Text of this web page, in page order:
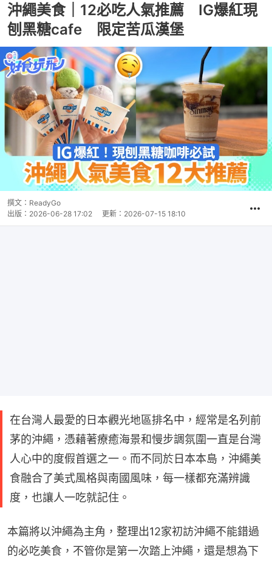
沖繩美食｜12必吃人氣推薦 IG爆紅現
刨黑糖cafe 限定苦瓜漢堡
撰文： ReadyGo
出版： 2026-06-28 17:02 更新： 2026-07-15 18:10
在台灣人最愛的日本觀光地區排名中，經常是名列前
茅的沖繩，憑藉著療癒海景和慢步調氛圍一直是台灣
人心中的度假首選之一。而不同於日本本島，沖繩美
食融合了美式風格與南國風味，每一樣都充滿辨識
度，也讓人一吃就記住。
本篇將以沖繩為主角，整理出12家初訪沖繩不能錯過
的必吃美食，不管你是第一次踏上沖繩，還是想為下